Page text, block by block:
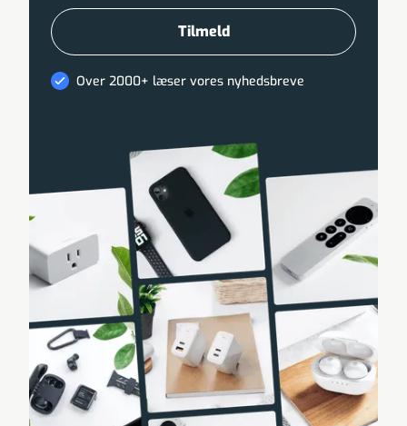
Over 2000+ læser vores nyhedsbreve